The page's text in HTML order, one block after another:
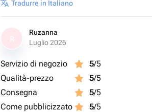
Tradurre in Italiano
Ruzanna
Luglio 2026
Servizio di negozio 5/5
Qualità-prezzo
5/5
Consegna
5/5
Come pubblicizzato
5/5